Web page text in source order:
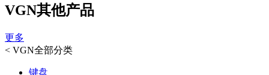
VGN其他产品
更多
< VGN全部分类
键盘